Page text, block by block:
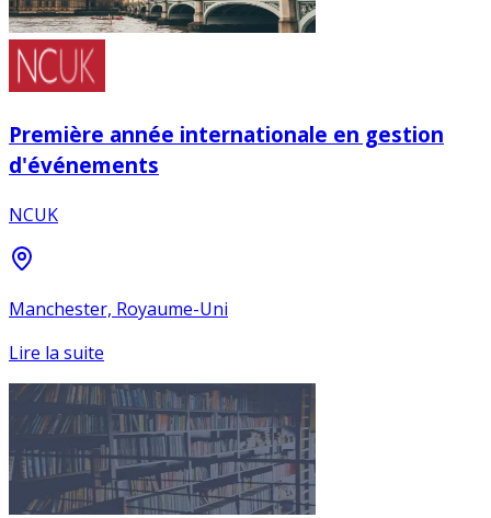
Première année internationale en gestion
d'événements
NCUK
Manchester, Royaume-Uni
Lire la suite